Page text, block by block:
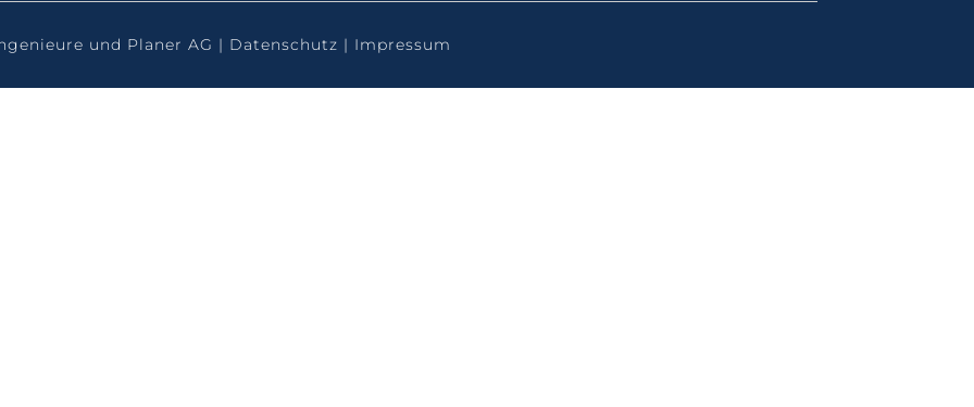
und Planer AG | Datenschutz | Impressum